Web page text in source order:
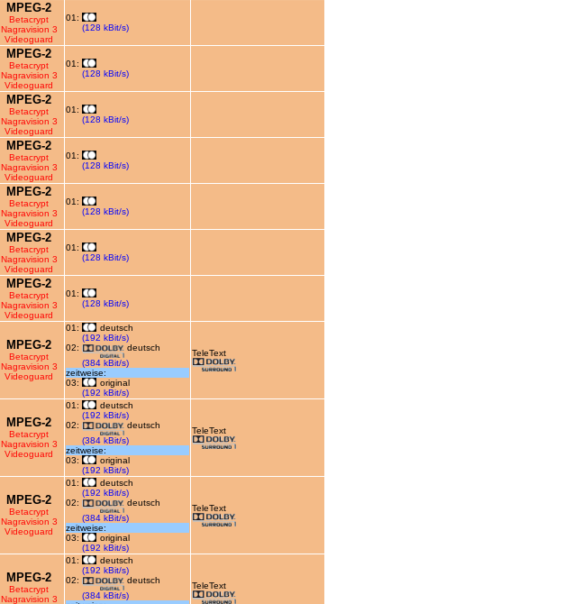
MPEG-2
Betacrypt
Nagravision 3
Videoguard
01:
(128 kBit/s)
MPEG-2
Betacrypt
Nagravision 3
Videoguard
01:
(128 kBit/s)
MPEG-2
Betacrypt
Nagravision 3
Videoguard
01:
(128 kBit/s)
MPEG-2
Betacrypt
Nagravision 3
Videoguard
01:
(128 kBit/s)
MPEG-2
Betacrypt
Nagravision 3
Videoguard
01:
(128 kBit/s)
MPEG-2
Betacrypt
Nagravision 3
Videoguard
01:
(128 kBit/s)
MPEG-2
Betacrypt
Nagravision 3
Videoguard
01:
(128 kBit/s)
MPEG-2
Betacrypt
Nagravision 3
Videoguard
01:
deutsch
(192 kBit/s)
02:
deutsch
(384 kBit/s)
zeitweise:
03:
original
(192 kBit/s)
TeleText
MPEG-2
Betacrypt
Nagravision 3
Videoguard
01:
deutsch
(192 kBit/s)
02:
deutsch
(384 kBit/s)
zeitweise:
03:
original
(192 kBit/s)
TeleText
MPEG-2
Betacrypt
Nagravision 3
Videoguard
01:
deutsch
(192 kBit/s)
02:
deutsch
(384 kBit/s)
zeitweise:
03:
original
(192 kBit/s)
TeleText
MPEG-2
Betacrypt
Nagravision 3
01:
deutsch
(192 kBit/s)
02:
deutsch
(384 kBit/s)
TeleText